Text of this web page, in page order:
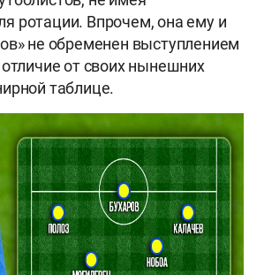
ротации. Впрочем, она ему и
не обременен выступлением
от своих нынешних
таблице.